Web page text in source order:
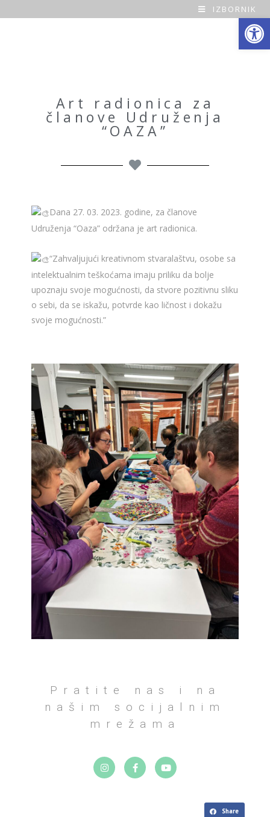
Open toolbar
O
IZBORNIK
Art radionica za
članove Udruženja
“OAZA”
Dana 27. 03. 2023. godine, za članove
Udruženja “Oaza” održana je art radionica.
“Zahvaljujući kreativnom stvaralaštvu, osobe sa
intelektualnim teškoćama imaju priliku da bolje
upoznaju svoje mogućnosti, da stvore pozitivnu sliku
o sebi, da se iskažu, potvrde kao ličnost i dokažu
svoje mogućnosti.”
Pratite nas i na
našim socijalnim
mrežama
Share